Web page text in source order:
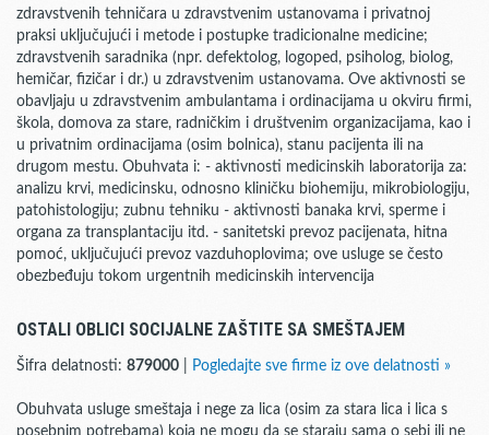
zdravstvenih tehničara u zdravstvenim ustanovama i privatnoj
praksi uključujući i metode i postupke tradicionalne medicine;
zdravstvenih saradnika (npr. defektolog, logoped, psiholog, biolog,
hemičar, fizičar i dr.) u zdravstvenim ustanovama. Ove aktivnosti se
obavljaju u zdravstvenim ambulantama i ordinacijama u okviru firmi,
škola, domova za stare, radničkim i društvenim organizacijama, kao i
u privatnim ordinacijama (osim bolnica), stanu pacijenta ili na
drugom mestu. Obuhvata i: - aktivnosti medicinskih laboratorija za:
analizu krvi, medicinsku, odnosno kliničku biohemiju, mikrobiologiju,
patohistologiju; zubnu tehniku - aktivnosti banaka krvi, sperme i
organa za transplantaciju itd. - sanitetski prevoz pacijenata, hitna
pomoć, uključujući prevoz vazduhoplovima; ove usluge se često
obezbeđuju tokom urgentnih medicinskih intervencija
OSTALI OBLICI SOCIJALNE ZAŠTITE SA SMEŠTAJEM
Šifra delatnosti: 879000 Pogledajte sve firme iz ove delatnosti »
Obuhvata usluge smeštaja i nege za lica (osim za stara lica i lica s
posebnim potrebama) koja ne mogu da se staraju sama o sebi ili ne